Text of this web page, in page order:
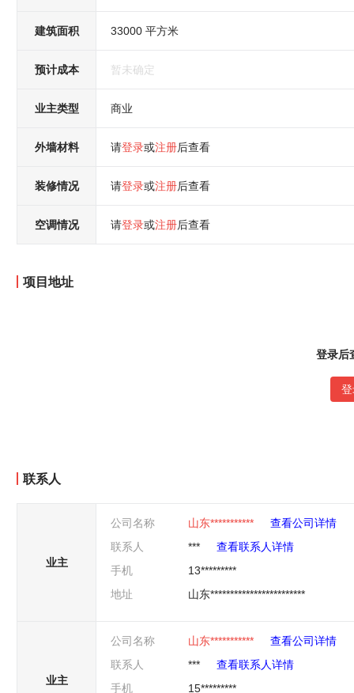
建筑面积 33000 平方米
预计成本 暂未确定
业主类型 商业
外墙材料 请登录或注册后查看
装修情况 请登录或注册后查看
空调情况 请登录或注册后查看
项目地址
登录后
联系人
业主
公司名称 山东***********
查看公司详情
联系人
***
查看联系人详情
手机
13*********
地址
山东************************
业主
公司名称 山东***********
查看公司详情
联系人
***
查看联系人详情
手机
15*********